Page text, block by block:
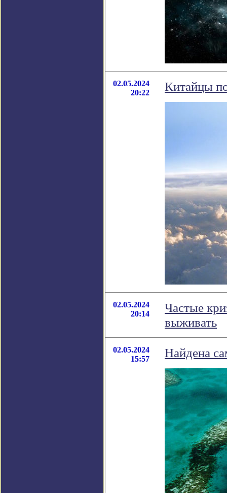
02.05.2024
20:22
Китайцы
02.05.2024
20:14
Частые
выживать
02.05.2024
15:57
Найдена